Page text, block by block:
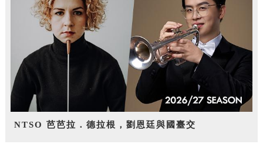
NTSO 芭芭拉．德拉根，劉恩廷與國臺交